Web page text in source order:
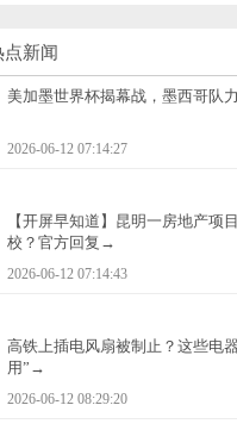
点新闻
【开屏早知道】昆明一房地产项
2026-06-12 07:14:43
高铁上插电风扇被制止？这些电
用”→
2026-06-12 08:29:20
云南丽江：高山矮杜鹃漫山绽放
2026-06-12 08:04:25